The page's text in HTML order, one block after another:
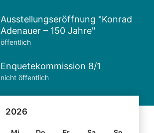
Ausstellungseröffnung "Konrad
Adenauer – 150 Jahre"
öffentlich
Enquetekommission 8/1
nicht öffentlich
2026